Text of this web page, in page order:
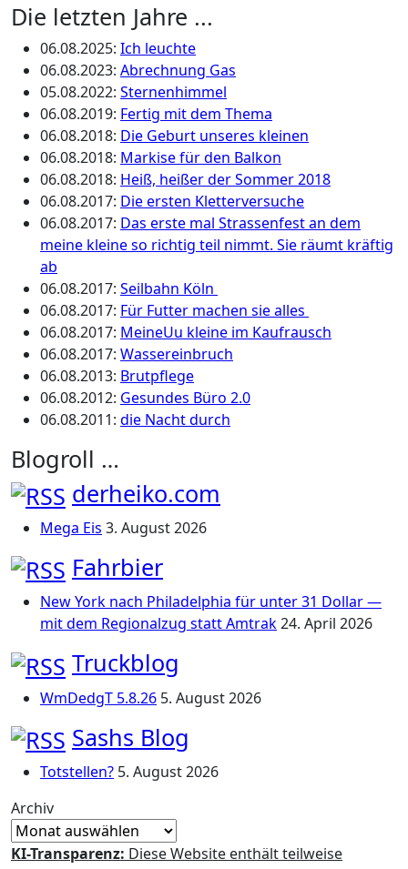
Die letzten Jahre ...
06.08.2025: Ich leuchte
06.08.2023: Abrechnung Gas
05.08.2022: Sternenhimmel
06.08.2019: Fertig mit dem Thema
06.08.2018: Die Geburt unseres kleinen
06.08.2018: Markise für den Balkon
06.08.2018: Heiß, heißer der Sommer 2018
06.08.2017: Die ersten Kletterversuche
06.08.2017: Das erste mal Strassenfest an dem
meine kleine so richtig teil nimmt. Sie räumt kräftig
ab
06.08.2017: Seilbahn Köln
06.08.2017: Für Futter machen sie alles
06.08.2017: MeineUu kleine im Kaufrausch
06.08.2017: Wassereinbruch
06.08.2013: Brutpflege
06.08.2012: Gesundes Büro 2.0
06.08.2011: die Nacht durch
Blogroll …
derheiko.com
Mega Eis 3. August 2026
Fahrbier
New York nach Philadelphia für unter 31 Dollar —
mit dem Regionalzug statt Amtrak24. April 2026
Truckblog
WmDedgT 5.8.26 5. August 2026
Sashs Blog
Totstellen? 5. August 2026
Archiv
KI-Transparenz: Diese Website enthält teilweise